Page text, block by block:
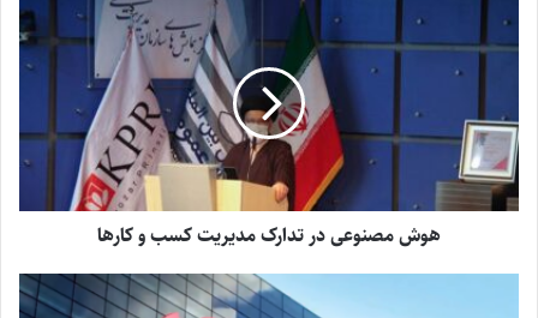
هوش مصنوعی در تدارک مدیریت کسب و کارها